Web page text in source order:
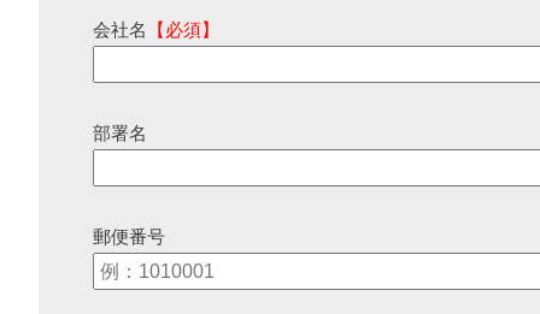
会社名 【必須】
部署名
郵便番号